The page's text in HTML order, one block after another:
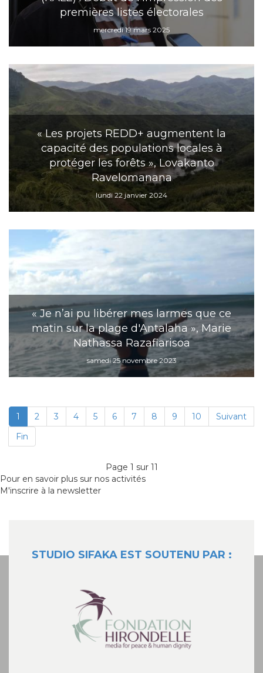
premières listes électorales
mercredi 19 mars 2025
« Les projets REDD+ augmentent la
capacité des populations locales à
protéger les forêts », Lovakanto
Ravelomanana
lundi 22 janvier 2024
« Je n’ai pu libérer mes larmes que ce
matin sur la plage d'Antalaha », Marie
Nathassa Razafiarisoa
samedi 25 novembre 2023
1 2 3 4 5 6 7 8 9 10
Suivant
Fin
Page 1 sur 11
Pour en savoir plus sur nos activités
M'inscrire à la newsletter
STUDIO SIFAKA EST SOUTENU PAR :